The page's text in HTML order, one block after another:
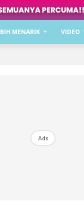
MENARIK VIDEO
Ads